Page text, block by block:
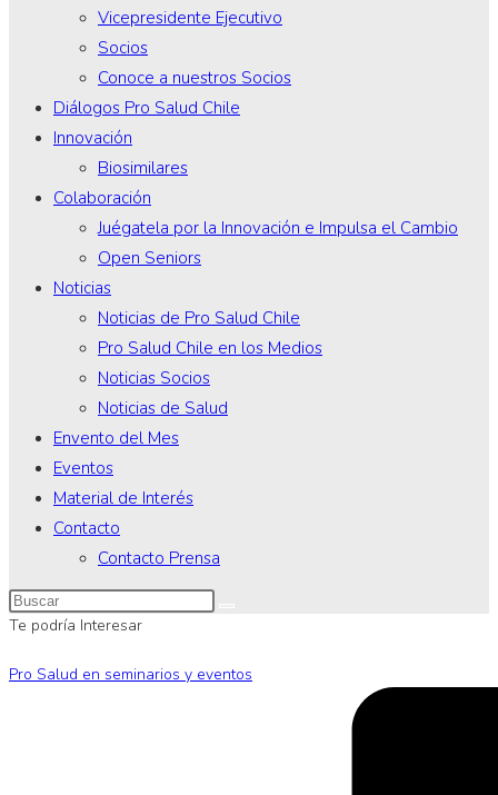
Vicepresidente Ejecutivo
Socios
Conoce a nuestros Socios
Diálogos Pro Salud Chile
Innovación
Biosimilares
Colaboración
Juégatela por la Innovación e Impulsa el Cambio
Open Seniors
Noticias
Noticias de Pro Salud Chile
Pro Salud Chile en los Medios
Noticias Socios
Noticias de Salud
Envento del Mes
Eventos
Material de Interés
Contacto
Contacto Prensa
Te podría Interesar
Pro Salud en seminarios y eventos